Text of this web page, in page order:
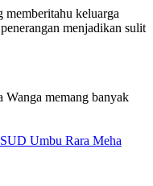
memberitahu keluarga
menjadikan sulit
Wanga memang banyak
Umbu Rara Meha